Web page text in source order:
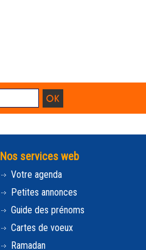
Nos services web
Votre agenda
Petites annonces
Guide des prénoms
Cartes de voeux
Ramadan